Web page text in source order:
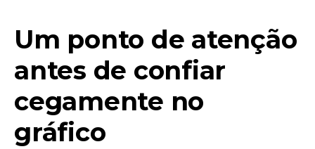
Um ponto de atenção
antes de confiar
cegamente no
gráfico